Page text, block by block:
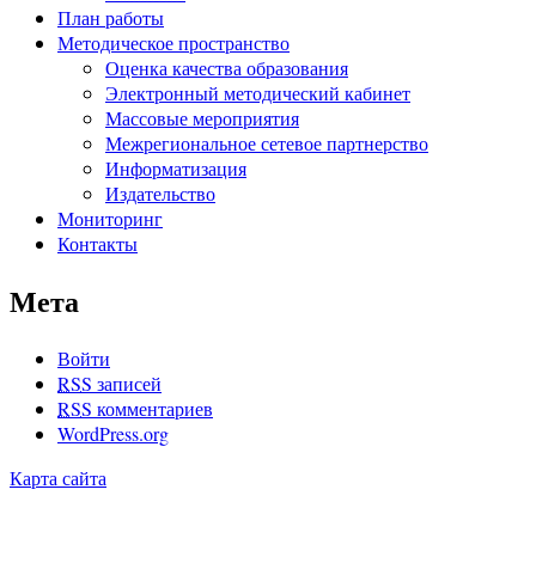
План работы
Методическое пространство
Оценка качества образования
Электронный методический кабинет
Массовые мероприятия
Межрегиональное сетевое партнерство
Информатизация
Издательство
Мониторинг
Контакты
Мета
Войти
RSS записей
RSS комментариев
WordPress.org
Карта сайта